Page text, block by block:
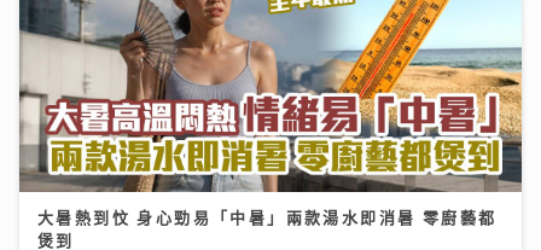
大暑熱到忟 身心勁易「中暑」兩款湯水即消暑 零廚藝都
煲到